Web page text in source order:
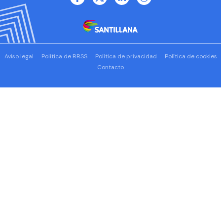
Aviso legal Política de RRSS Política de privacidad
Política de cookies
Contacto